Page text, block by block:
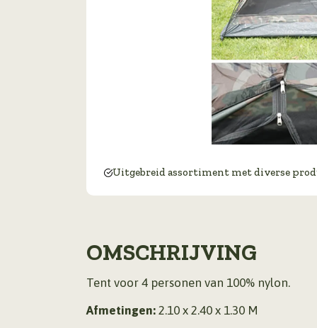
Uitgebreid assortiment met diverse
OMSCHRIJVING
Tent voor 4 personen van 100% nylon.
Afmetingen: 2.10 x 2.40 x 1.30 M